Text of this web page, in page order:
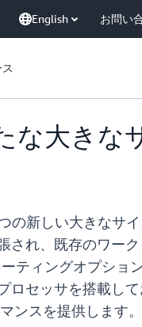
English お問い
な大きな
新しい大きなサ
れ、既存のワー
ィングオプショ
セッサを搭載し
ンスを提供します。